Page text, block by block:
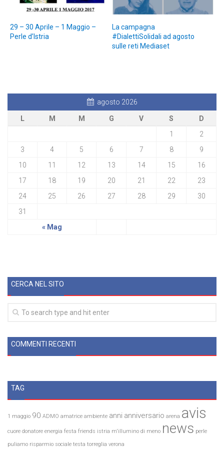
29 – 30 Aprile – 1 Maggio –
Perle d’Istria
La campagna
#DialettiSolidali ad agosto
sulle reti Mediaset
agosto 2026
L M M G V S D
« Mag
1
2
3
4 5 6 7 8
9
10
11 12 13 14 15
16
17
18 19 20 21 22
23
24
25 26 27 28 29
30
31
CERCA NEL SITO
COMMENTI RECENTI
TAG
1 maggio 90 ADMO amatrice ambiente anni anniversario arena avis
cuore donatore energia festa friends istria m'illumino di meno news perle
puliamo risparmio sociale testa torreglia verona